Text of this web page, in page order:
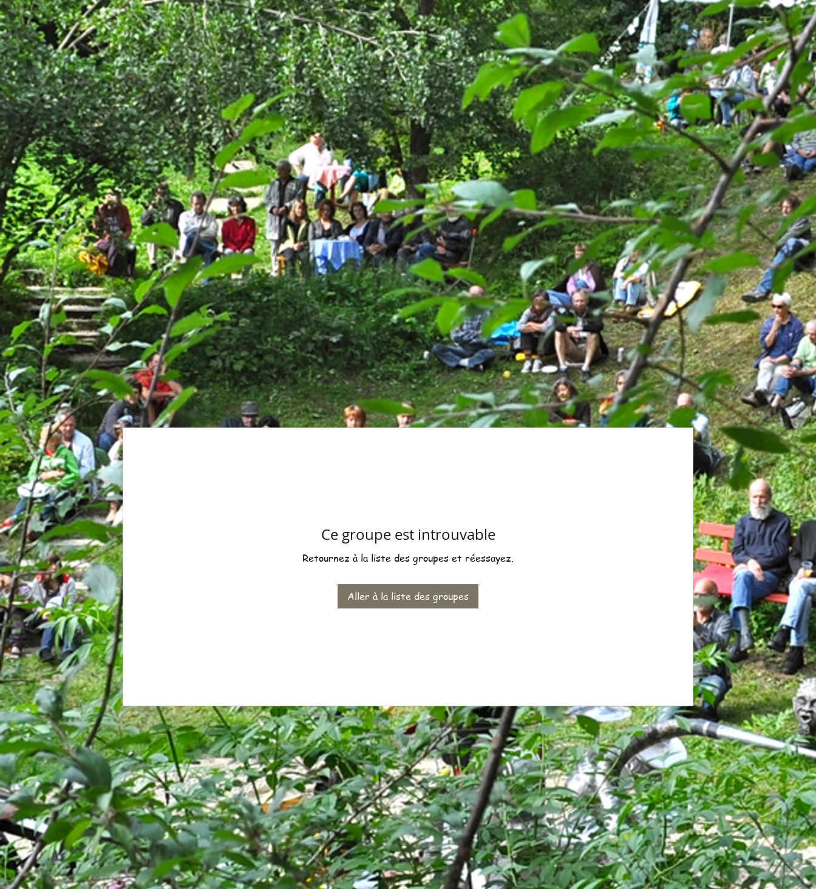
Ce groupe est introuvable
Retournez à la liste des groupes et réessayez.
Aller à la liste des groupes